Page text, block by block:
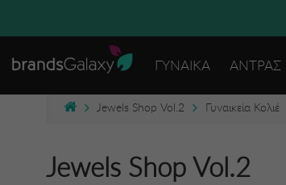
ΓΥΝΑΙΚΑ ΑΝΤΡΑΣ
Jewels Shop Vol.2 Γυναικεία Κολιέ
Jewels Shop Vol.2